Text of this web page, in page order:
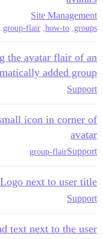
Site Management
groups
,
how-to
,
group-flair
the avatar flair of an
added group
Support
icon in corner of
avatar
Support
group-flair
Logo next to user title
Support
text next to the user